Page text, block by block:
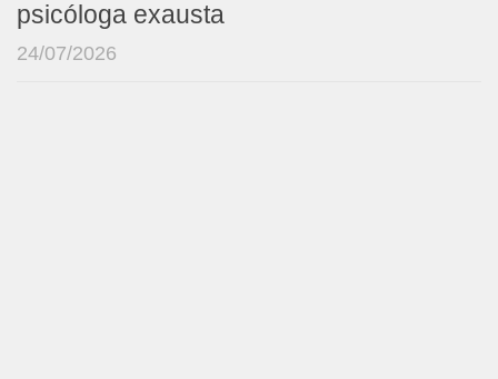
psicóloga exausta
24/07/2026